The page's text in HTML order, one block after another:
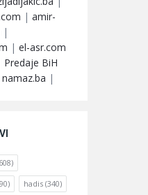
| amir-
|
| el-asr.com
Predaje BiH
namaz.ba |
hadis (340)